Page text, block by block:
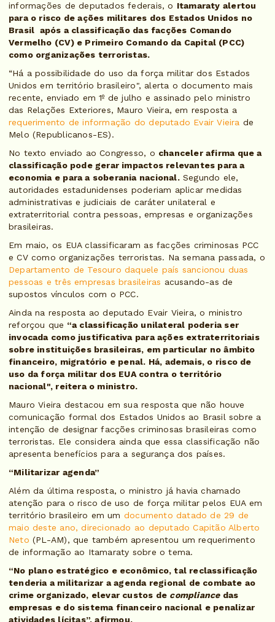
informações de deputados federais, o Itamaraty alertou
para o risco de ações militares dos Estados Unidos no
Brasil após a classificação das facções Comando
Vermelho (CV) e Primeiro Comando da Capital (PCC)
como organizações terroristas.
“Há a possibilidade do uso da força militar dos Estados
Unidos em território brasileiro", alerta o documento mais
recente, enviado em 1º de julho e assinado pelo ministro
das Relações Exteriores, Mauro Vieira, em resposta a
requerimento de informação do deputado Evair Vieira de
Melo (Republicanos-ES).
No texto enviado ao Congresso, o chanceler afirma que a
classificação pode gerar impactos relevantes para a
economia e para a soberania nacional.Segundo ele,
autoridades estadunidenses poderiam aplicar medidas
administrativas e judiciais de caráter unilateral e
extraterritorial contra pessoas, empresas e organizações
brasileiras.
Em maio, os EUA classificaram as facções criminosas PCC
e CV como organizações terroristas. Na semana passada, o
Departamento de Tesouro daquele país sancionou duas
pessoas e três empresas brasileiras acusando-as de
supostos vínculos com o PCC.
Ainda na resposta ao deputado Evair Vieira, o ministro
reforçou que “a classificação unilateral poderia ser
invocada como justificativa para ações extraterritoriais
sobre instituições brasileiras, em particular no âmbito
financeiro, migratório e penal. Há, ademais, o risco de
uso da força militar dos EUA contra o território
nacional", reitera o ministro.
Mauro Vieira destacou em sua resposta que não houve
comunicação formal dos Estados Unidos ao Brasil sobre a
intenção de designar facções criminosas brasileiras como
terroristas. Ele considera ainda que essa classificação não
apresenta benefícios para a segurança dos países.
“Militarizar agenda”
Além da última resposta, o ministro já havia chamado
atenção para o risco de uso de força militar pelos EUA em
território brasileiro em um documento datado de 29 de
maio deste ano, direcionado ao deputado Capitão Alberto
Neto (PL-AM), que também apresentou um requerimento
de informação ao Itamaraty sobre o tema.
“No plano estratégico e econômico, tal reclassificação
tenderia a militarizar a agenda regional de combate ao
crime organizado, elevar custos de compliancedas
empresas e do sistema financeiro nacional e penalizar
atividades lícitas”, afirmou.